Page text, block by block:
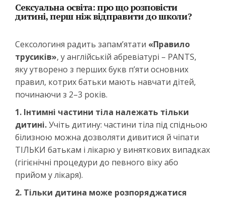
Сексуальна освіта: про що розповісти
дитині, перш ніж відправити до школи?
Сексологиня радить запам’ятати «Правило
трусиків», у англійській абревіатурі – PANTS,
яку утворено з перших букв п’яти основних
правил, котрих батьки мають навчати дітей,
починаючи з 2–3 років.
1. Інтимні частини тіла належать тільки
дитині.Учіть дитину: частини тіла під спідньою
білизною можна дозволяти дивитися й чіпати
ТІЛЬКИ батькам і лікарю у виняткових випадках
(гігієнічні процедури до певного віку або
прийом у лікаря).
2. Тільки дитина може розпоряджатися